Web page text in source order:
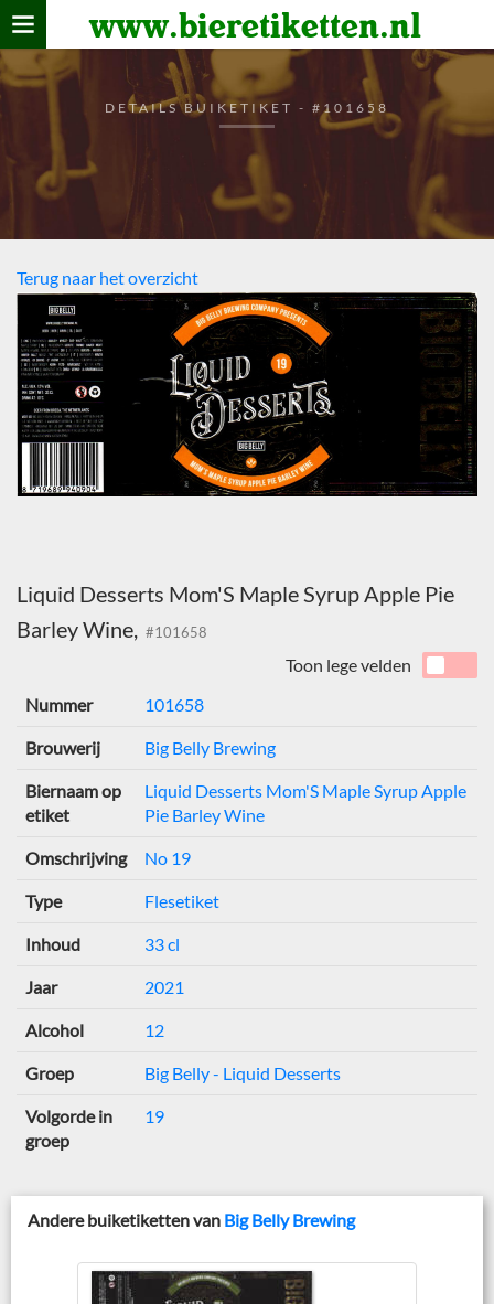
www.bieretiketten.nl
Home
verzamelen
De bierkaart
Bezoekers
DETAILS BUIKETIKET - #101658
Terug naar het overzicht
Liquid Desserts Mom'S Maple Syrup Apple Pie
Barley Wine, #101658
Toon lege velden
Nummer
101658
Brouwerij Big Belly Brewing
Biernaam op
etiket
Liquid Desserts Mom'S Maple Syrup Apple
Pie Barley Wine
Omschrijving No 19
Type Flesetiket
Inhoud 33 cl
Jaar 2021
Alcohol 12
Groep Big Belly - Liquid Desserts
Volgorde in
groep
19
Andere buiketiketten van Big Belly Brewing